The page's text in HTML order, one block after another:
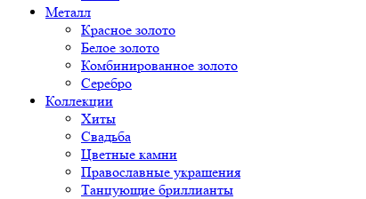
Металл
Красное золото
Белое золото
Комбинированное золото
Серебро
Коллекции
Хиты
Свадьба
Цветные камни
Православные украшения
Танцующие бриллианты